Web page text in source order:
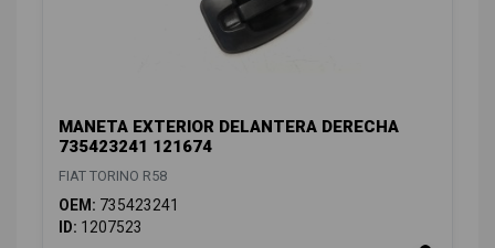
MANETA EXTERIOR DELANTERA DERECHA
735423241 121674
FIAT TORINO R58
OEM: 735423241
ID: 1207523